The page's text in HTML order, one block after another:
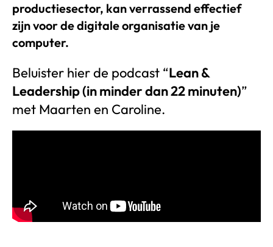
productiesector, kan verrassend effectief
zijn voor de digitale organisatie van je
computer.
Beluister hier de podcast “Lean &
Leadership (in minder dan 22 minuten)”
met Maarten en Caroline.